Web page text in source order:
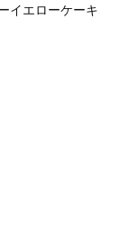
イエローケーキ